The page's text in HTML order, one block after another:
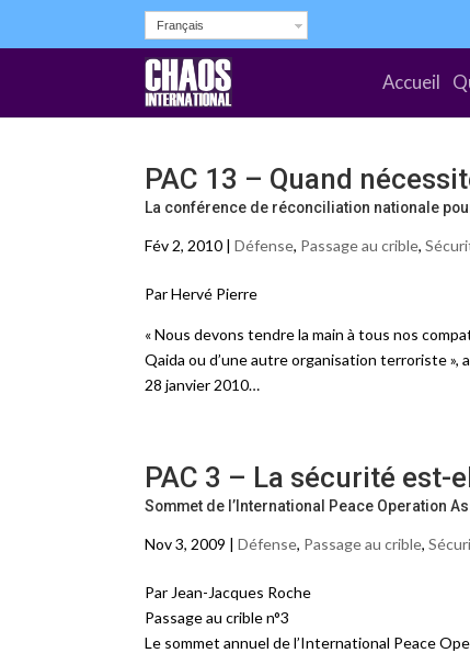
Français
Accueil
PAC 13 – Quand
La conférence de réconciliation nationale
Fév 2, 2010 | Défense, Passage au crible,
Par Hervé Pierre
« Nous devons tendre la main à tous nos
Qaida ou d’une autre organisation terroriste »,
28 janvier 2010…
PAC 3 – La sécurité est-
Sommet de l’International Peace Operation
Nov 3, 2009 | Défense, Passage au crible,
Par Jean-Jacques Roche
Passage au crible n°3
Le sommet annuel de l’International Peace